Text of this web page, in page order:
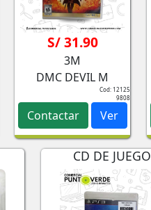
S/ 31.90
3M
DMC DEVIL M
Cod: 12125
9808
Contactar Ver
CD DE JUEGO